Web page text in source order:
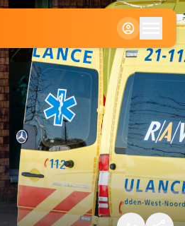
Klein
Standaard
Groot